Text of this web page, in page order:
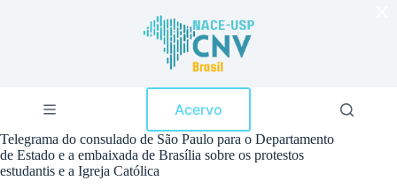
a
o
c
Acervo
Telegrama do consulado de São Paulo para o Departamento
de Estado e a embaixada de Brasília sobre os protestos
estudantis e a Igreja Católica